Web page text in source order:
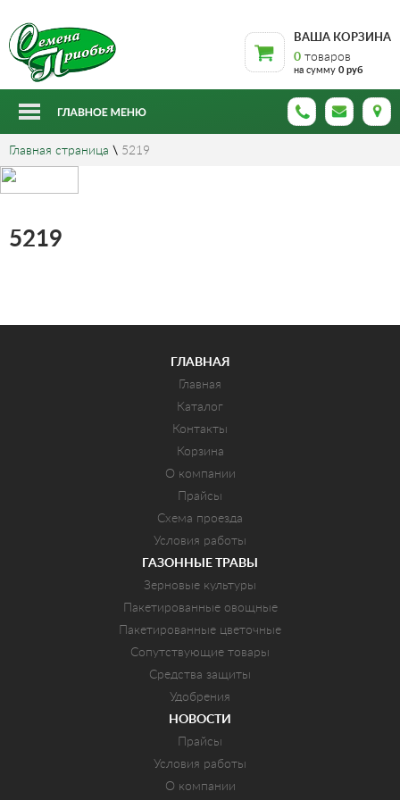
ВАША КОРЗИНА
0 товаров
на сумму 0 руб
Главная страница \ 5219
5219
ГЛАВНАЯ
Главная
Каталог
Контакты
Корзина
О компании
Прайсы
Схема проезда
Условия работы
ГАЗОННЫЕ ТРАВЫ
Зерновые культуры
Пакетированные овощные
Пакетированные цветочные
Сопутствующие товары
Средства защиты
Удобрения
НОВОСТИ
Прайсы
Условия работы
О компании